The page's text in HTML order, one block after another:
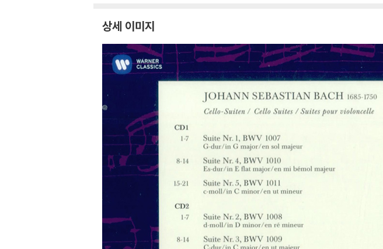
상세 이미지